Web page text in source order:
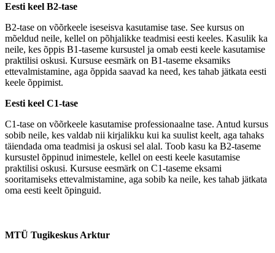
Eesti keel B2-tase
B2-tase on võõrkeele iseseisva kasutamise tase. See kursus on
mõeldud neile, kellel on põhjalikke teadmisi eesti keeles. Kasulik ka
neile, kes õppis B1-taseme kursustel ja omab eesti keele kasutamise
praktilisi oskusi. Kursuse eesmärk on B1-taseme eksamiks
ettevalmistamine, aga õppida saavad ka need, kes tahab jätkata eesti
keele õppimist.
Eesti keel C1-tase
C1-tase on võõrkeele kasutamise professionaalne tase. Antud kursus
sobib neile, kes valdab nii kirjalikku kui ka suulist keelt, aga tahaks
täiendada oma teadmisi ja oskusi sel alal. Toob kasu ka B2-taseme
kursustel õppinud inimestele, kellel on eesti keele kasutamise
praktilisi oskusi. Kursuse eesmärk on C1-taseme eksami
sooritamiseks ettevalmistamine, aga sobib ka neile, kes tahab jätkata
oma eesti keelt õpinguid.
MTÜ Tugikeskus Arktur